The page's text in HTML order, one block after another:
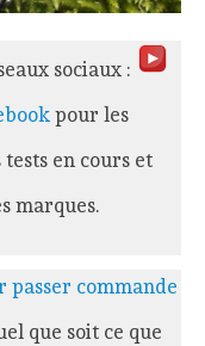
sociaux :
pour les
en cours et
marques.
passer commande
que soit ce que